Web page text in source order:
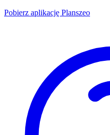
Pobierz aplikację Planszeo